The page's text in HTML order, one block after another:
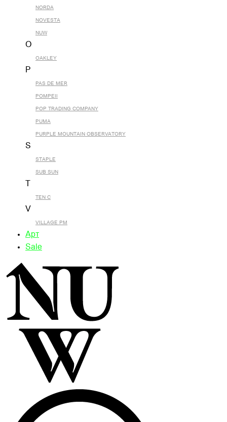
NORDA
NOVESTA
NUW
O
OAKLEY
P
PAS DE MER
POMPEII
POP TRADING COMPANY
PUMA
PURPLE MOUNTAIN OBSERVATORY
S
STAPLE
SUB SUN
TEN C
V
VILLAGE PM
Арт
Sale